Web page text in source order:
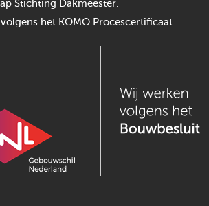
Stichting Dakmeester.
het KOMO Procescertificaat.